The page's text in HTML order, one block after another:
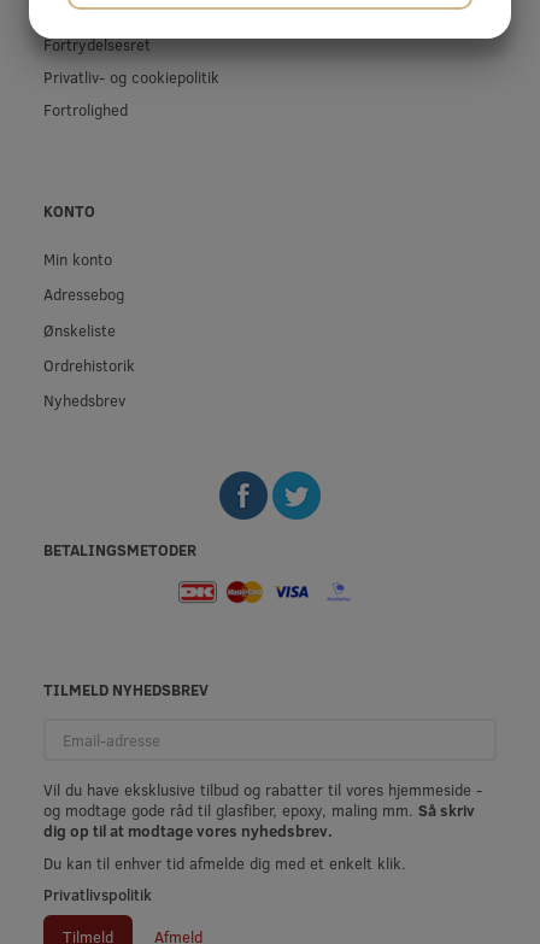
Betingelser & Vilkår
Fortrydelsesret
Privatliv- og cookiepolitik
Fortrolighed
KONTO
Min konto
Adressebog
Ønskeliste
Ordrehistorik
Nyhedsbrev
BETALINGSMETODER
TILMELD NYHEDSBREV
adresse
Vil du have eksklusive tilbud og rabatter til vores hjemmeside -
og modtage gode råd til glasfiber, epoxy, maling mm. Så skriv
dig op til at modtage vores nyhedsbrev.
Du kan til enhver tid afmelde dig med et enkelt klik.
Privatlivspolitik
Tilmeld Afmeld